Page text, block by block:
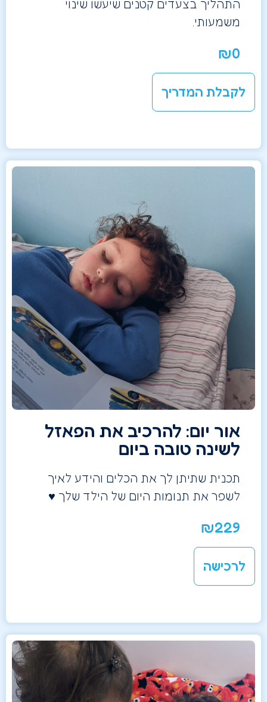
התהליך בצעדים קטנים שיעשו שינוי
משמעותי.
₪0
לקבלת המדריך
אור יום: להרכיב את הפאזל
לשינה טובה ביום
תכנית שתיתן לך את הכלים והידע לאיך
לשפר את תנומות היום של הילד שלך ♥️
₪229
לרכישה